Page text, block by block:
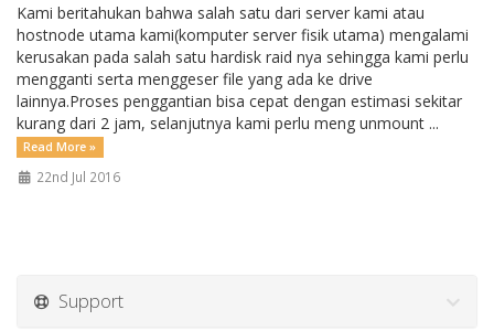
Kami beritahukan bahwa salah satu dari server kami atau
hostnode utama kami(komputer server fisik utama) mengalami
kerusakan pada salah satu hardisk raid nya sehingga kami perlu
mengganti serta menggeser file yang ada ke drive
lainnya.Proses penggantian bisa cepat dengan estimasi sekitar
kurang dari 2 jam, selanjutnya kami perlu meng unmount ...
Read More »
22nd Jul 2016
Support